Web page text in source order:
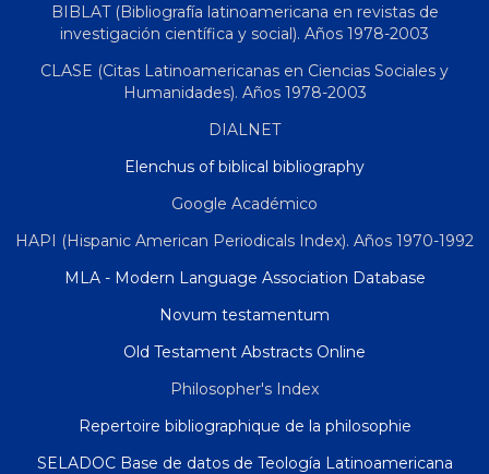
BIBLAT (Bibliografía latinoamericana en revistas de
investigación científica y social). Años 1978-2003
CLASE (Citas Latinoamericanas en Ciencias Sociales y
Humanidades). Años 1978-2003
DIALNET
Elenchus of biblical bibliography
Google Académico
HAPI (Hispanic American Periodicals Index). Años 1970-1992
MLA - Modern Language Association Database
Novum testamentum
Old Testament Abstracts Online
Philosopher's Index
Repertoire bibliographique de la philosophie
SELADOC Base de datos de Teología Latinoamericana